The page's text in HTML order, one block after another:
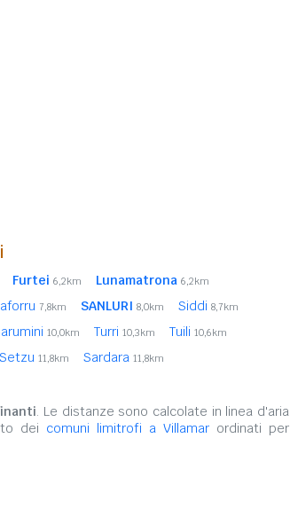
Furtei 6,2km Lunamatrona 6,2km
7,8km SANLURI 8,0km Siddi 8,7km
10,0km Turri 10,3km Tuili 10,6km
Setzu 11,8km Sardara 11,8km
. Le distanze sono calcolate in linea d'aria
dei comuni limitrofi a Villamar ordinati per